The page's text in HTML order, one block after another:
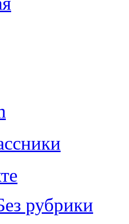
рубрики